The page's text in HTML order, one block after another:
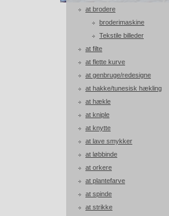
at brodere
broderimaskine
Tekstile billeder
at filte
at flette kurve
at genbruge/redesigne
at hakke/tunesisk hækling
at hækle
at kniple
at knytte
at lave smykker
at løbbinde
at orkere
at plantefarve
at spinde
at strikke